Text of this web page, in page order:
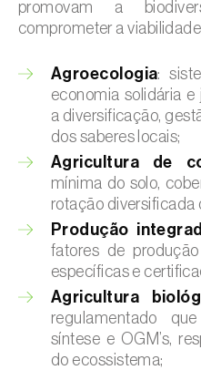
promovam a
comprometer a
Agroecologia:
economia solidária
a diversificação,
dos saberes locais;
Agricultura de
mínima do solo,
rotação diversificada
Produção
fatores de
específicas e
Agricultura
regulamentado
síntese e OGM’s,
do ecossistema;